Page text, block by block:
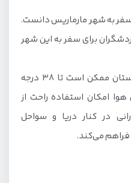
به شهر مارماریس دانست.
برای سفر به این شهر
با وجود اینکه دمای هوا در تابستان ممکن است تا 38 درجه
امکان استفاده راحت از
در کنار دریا و سواحل
فراهم می‌کند.